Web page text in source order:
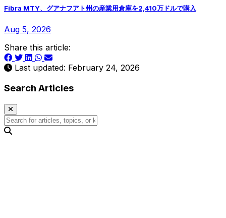
Fibra MTY、グアナフアト州の産業用倉庫を2,410万ドルで購入
Aug 5, 2026
Share this article:
Last updated: February 24, 2026
Search Articles